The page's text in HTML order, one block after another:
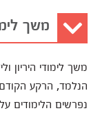
משך
משך לימודי היריון
הנלמד, הרקע
נפרשים הלימודים